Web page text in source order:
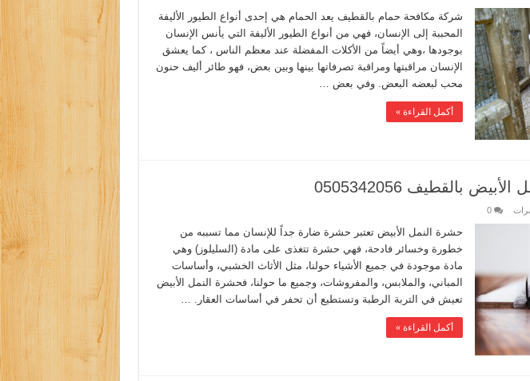
شركة مكافحة حمام بالقطيف يعد الحمام هي إحدى أنواع الطيور الأليفة
المحببة إلى الإنسان، فهي من أنواع الطيور الأليفة التي يأنس الإنسان
بوجودها ،وهي أيضاً من الأكلات المفضلة عند معظم الناس ، كما يعشق
الإنسان مراقبتها ومراقبة تصرفاتها بينها وبين بعض، فهو طائر أليف حنون
محب لبعضه البعض. وفي بعض …
أكمل القراءة »
بالقطيف 0505342056
0
حشرة النمل الأبيض تعتبر حشرة ضارة جداً للإنسان مما تسببه من
خطورة وخسائر فادحة، فهي حشرة تتغذى على مادة (السليلوز) وهي
مادة موجودة في جميع الأشياء حولنا، مثل الأثاث الخشبي، وأساسات
المباني، والملابس، والمفروشات، وجميع ما حولنا، فحشرة النمل الأبيض
تعيش في التربة الرطبة وتستطيع أن تحفر في أساسات العقار. …
أكمل القراءة »